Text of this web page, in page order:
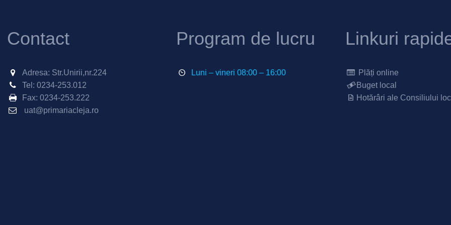
Contact
Adresa: Str.Unirii,nr.224
Tel: 0234-253.012
Fax: 0234-253.222
uat@primariacleja.ro
Program de lucru
Luni – vineri 08:00 – 16:00
Linkuri
Plăți online
Buget local
Hotărâri ale Consiliului